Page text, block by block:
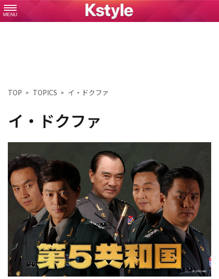
MENU
TOP TOPICS イ・ドクファ
イ・ドクファ